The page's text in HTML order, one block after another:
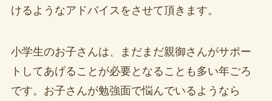
けるようなアドバイスをさせて頂きます。
小学生のお子さんは、まだまだ親御さんがサポー
トしてあげることが必要となることも多い年ごろ
です。お子さんが勉強面で悩んでいるようなら